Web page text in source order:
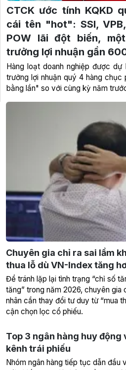
Chuyên gia chỉ ra sai lầm
thua lỗ dù VN-Index tăng
Để tránh lặp lại tình trạng “chỉ số
tăng” trong năm 2026, chuyên gia
nhân cần thay đổi tư duy từ “mua
cận chọn lọc cổ phiếu.
CTCK ước tính KQKD
cái tên "hot": SSI,
POW lãi đột biến,
trưởng lợi nhuận gần
Hàng loạt doanh nghiệp được
trưởng lợi nhuận quý 4 hàng
bằng lần" so với cùng kỳ năm
Top 3 ngân hàng huy động
kênh trái phiếu
Nhóm ngân hàng tiếp tục dẫn đầu